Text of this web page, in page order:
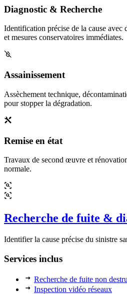
Diagnostic & Recherche
Identification précise de la cause avec
et mesures conservatoires immédiates.
Assainissement
Assèchement technique,
pour stopper la dégradation.
Remise en état
Travaux de second œuvre et
normale.
Recherche de fuite &
Identifier la cause précise du sinistre
Services inclus
Recherche de fuite non
Inspection vidéo réseaux